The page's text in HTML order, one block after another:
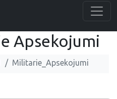
Apsekojumi
Militarie_Apsekojumi